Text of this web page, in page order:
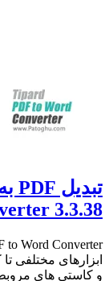
3.3.38
ابزارهای مختلفی
و کاستی های